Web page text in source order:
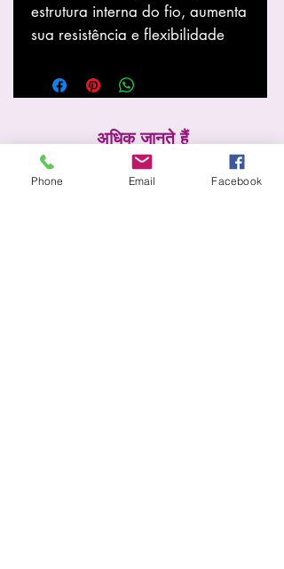
estrutura interna do fio, aumenta
sua resistência e flexibilidade
अधिक जानते हैं
हमारे बारे में
इकट्ठा करना
Phone Email Facebook